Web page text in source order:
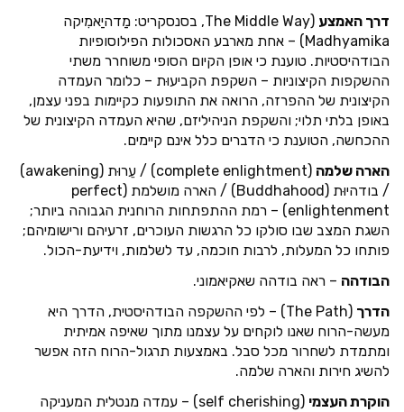
דרך האמצע
(The Middle Way, בסנסקריט: מַדהיַאמִיקה
Madhyamika) – אחת מארבע האסכולות הפילוסופיות
הבודהיסטיות. טוענת כי אופן הקיום הסופי משוחרר משתי
ההשקפות הקיצוניות – השקפת הקביעוּת – כלומר העמדה
הקיצונית של ההפרזה, הרואה את התופעות כקיימות בפני עצמן,
באופן בלתי תלוי; והשקפת הניהיליזם, שהיא העמדה הקיצונית של
ההכחשה, הטוענת כי הדברים כלל אינם קיימים.
הארה שלמה
(complete enlightment) / עֵרוּת (awakening)
/ בודהיוּת (Buddhahood) / הארה מושלמת (perfect
enlightenment) – רמת ההתפתחות הרוחנית הגבוהה ביותר;
השגת המצב שבו סולקו כל הרגשות העוכרים, זרעיהם ורישומיהם;
פותחו כל המעלות, לרבות חוכמה, עד לשלמות, וידיעת-הכול.
הבודהה – ראה בודהה שאקיאמוני.
הדרך
(The Path) – לפי ההשקפה הבודהיסטית, הדרך היא
מעשה-הרוח שאנו לוקחים על עצמנו מתוך שאיפה אמיתית
ומתמדת לשחרור מכל סבל. באמצעות תרגול-הרוח הזה אפשר
להשיג חירות והארה שלמה.
הוקרת העצמי
(self cherishing) – עמדה מנטלית המעניקה